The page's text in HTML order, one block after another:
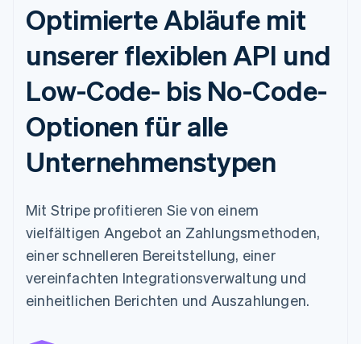
Optimierte Abläufe mit
unserer flexiblen API und
Low-Code- bis No-Code-
Optionen für alle
Unternehmenstypen
Mit Stripe profitieren Sie von einem
vielfältigen Angebot an Zahlungsmethoden,
einer schnelleren Bereitstellung, einer
vereinfachten Integrationsverwaltung und
einheitlichen Berichten und Auszahlungen.